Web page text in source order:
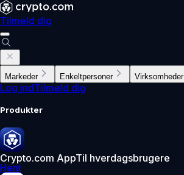
Tilmeld dig
Markeder Enkeltpersoner Virksomheder
Log indTilmeld dig
Produkter
Crypto.com AppTil hverdagsbrugere
Hent